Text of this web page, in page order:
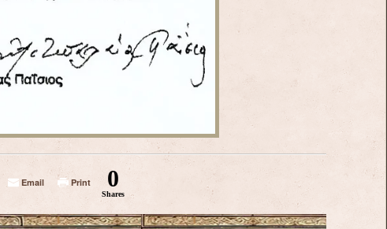
Email Print 0
Shares